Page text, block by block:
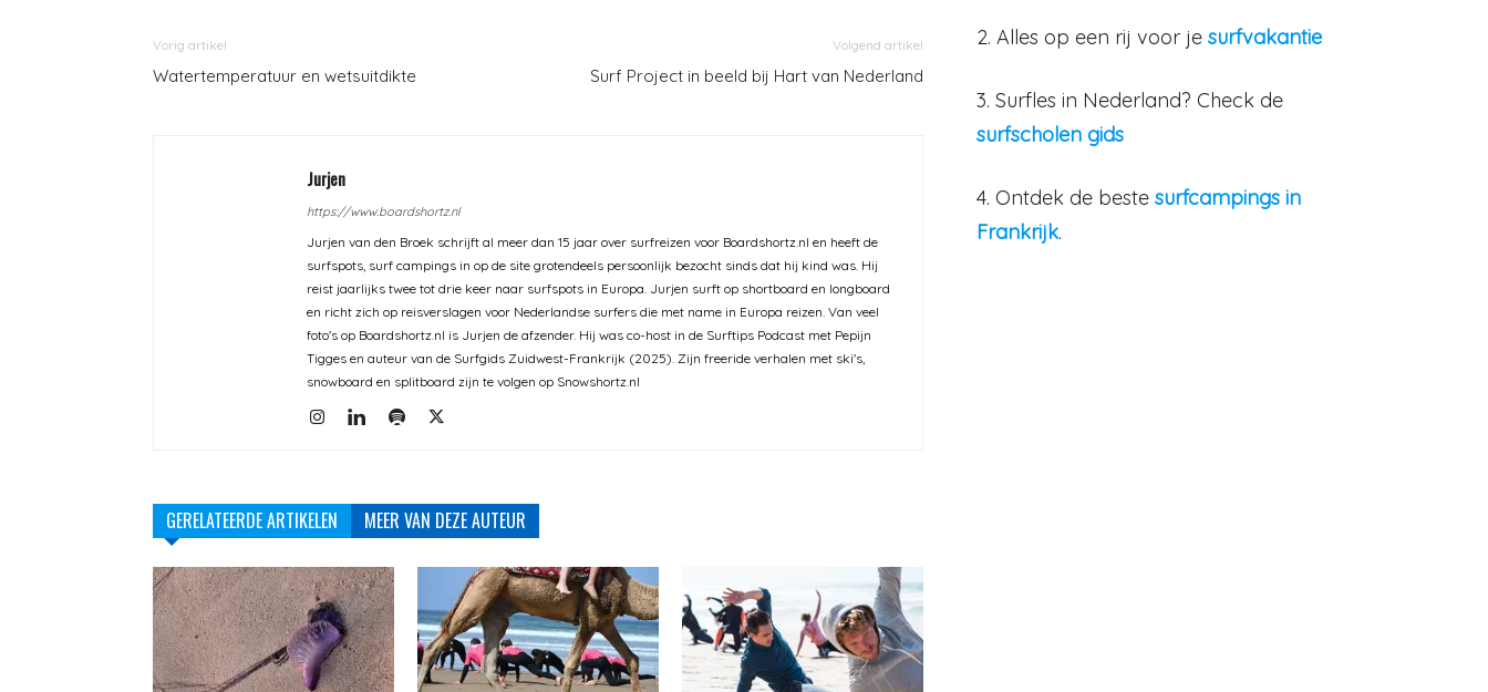
Vorig artikel
Watertemperatuur en wetsuitdikte
Volgend artikel
Surf Project in beeld bij Hart van Nederland
Jurjen
https://www.boardshortz.nl
Jurjen van den Broek schrijft al meer dan 15 jaar over surfreizen voor Boardshortz.nl en heeft de
surfspots, surf campings in op de site grotendeels persoonlijk bezocht sinds dat hij kind was. Hij
reist jaarlijks twee tot drie keer naar surfspots in Europa. Jurjen surft op shortboard en longboard
en richt zich op reisverslagen voor Nederlandse surfers die met name in Europa reizen. Van veel
foto's op Boardshortz.nl is Jurjen de afzender. Hij was co-host in de Surftips Podcast met Pepijn
Tigges en auteur van de Surfgids Zuidwest-Frankrijk (2025). Zijn freeride verhalen met ski's,
snowboard en splitboard zijn te volgen op Snowshortz.nl
GERELATEERDE ARTIKELEN MEER VAN DEZE AUTEUR
2. Alles op een rij voor je surfvakantie
3. Surfles in Nederland? Check de
surfscholen gids
4. Ontdek de beste surfcampings in
Frankrijk.